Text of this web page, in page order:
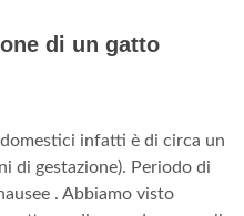
di un gatto
infatti è di circa un
di gestazione). Periodo di
. Abbiamo visto